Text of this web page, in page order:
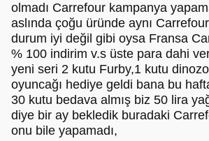
olmadı Carrefour kampanya
aslında çoğu üründe aynı
durum iyi değil gibi oysa Fransa
% 100 indirim v.s üste para dahi
yeni seri 2 kutu Furby,1 kutu
oyuncağı hediye geldi bana bu
30 kutu bedava almış biz 50 lira
diye bir ay bekledik buradaki
onu bile yapamadı,